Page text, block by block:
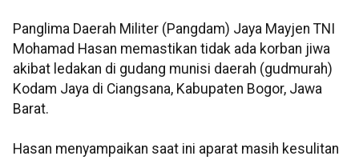
Panglima Daerah Militer (Pangdam) Jaya Mayjen TNI
Mohamad Hasan memastikan tidak ada korban jiwa
akibat ledakan di gudang munisi daerah (gudmurah)
Kodam Jaya di Ciangsana, Kabupaten Bogor, Jawa
Barat.
Hasan menyampaikan saat ini aparat masih kesulitan